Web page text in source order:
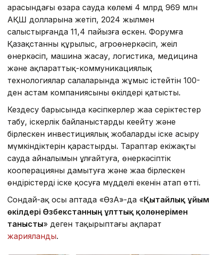
арасындағы өзара сауда көлемі 4 млрд 969 млн
АҚШ долларына жетіп, 2024 жылмен
салыстырғанда 11,4 пайызға өскен. Форумға
Қазақстанның құрылыс, агроөнеркәсіп, жеңіл
өнеркәсіп, машина жасау, логистика, медицина
және ақпараттық-коммуникациялық
технологиялар салаларында жұмыс істейтін 100-
ден астам компаниясының өкілдері қатысты.
Кездесу барысында кәсіпкерлер жаңа серіктестер
табу, іскерлік байланыстарды кеңейту және
бірлескен инвестициялық жобаларды іске асыру
мүмкіндіктерін қарастырды. Тараптар екіжақты
сауда айналымын ұлғайтуға, өнеркәсіптік
кооперацияны дамытуға және жаңа бірлескен
өндірістерді іске қосуға мүдделі екенін атап өтті.
Сондай-ақ осы аптада «ӨзА»-да «Қытайлық ұйым
өкілдері Өзбекстанның ұлттық қолөнерімен
танысты» деген тақырыптағы ақпарат
жарияланды.